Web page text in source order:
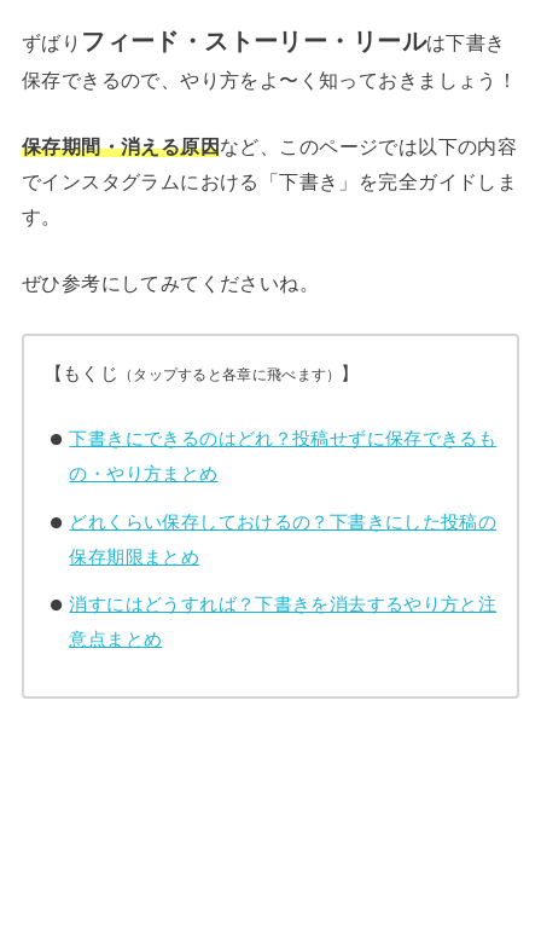
ずばり フィード・ストーリー・リールは下書き
保存できるので、やり方をよ〜く知っておきましょう！
保存期間・消える原因など、このページでは以下の内容
でインスタグラムにおける「下書き」を完全ガイドしま
す。
ぜひ参考にしてみてくださいね。
【もくじ （タップすると各章に飛べます） 】
下書きにできるのはどれ？投稿せずに保存できるも
の・やり方まとめ
どれくらい保存しておけるの？下書きにした投稿の
保存期限まとめ
消すにはどうすれば？下書きを消去するやり方と注
意点まとめ